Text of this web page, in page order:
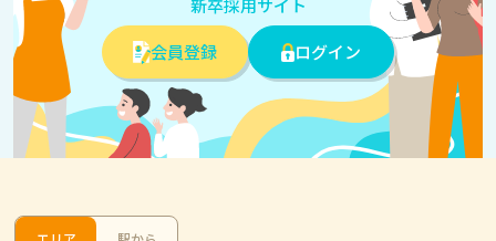
新卒採用サイト
会員登録
ログイン